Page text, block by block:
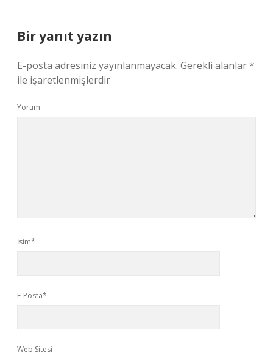
Bir yanıt yazın
E-posta adresiniz yayınlanmayacak. Gerekli alanlar*
ile işaretlenmişlerdir
Yorum
İsim*
E-Posta*
Web Sitesi